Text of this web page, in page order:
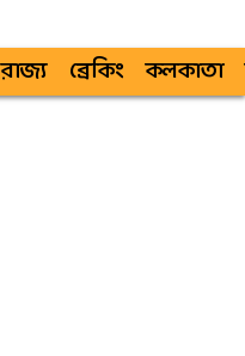
রাজ্য ব্রেকিং কলকাতা